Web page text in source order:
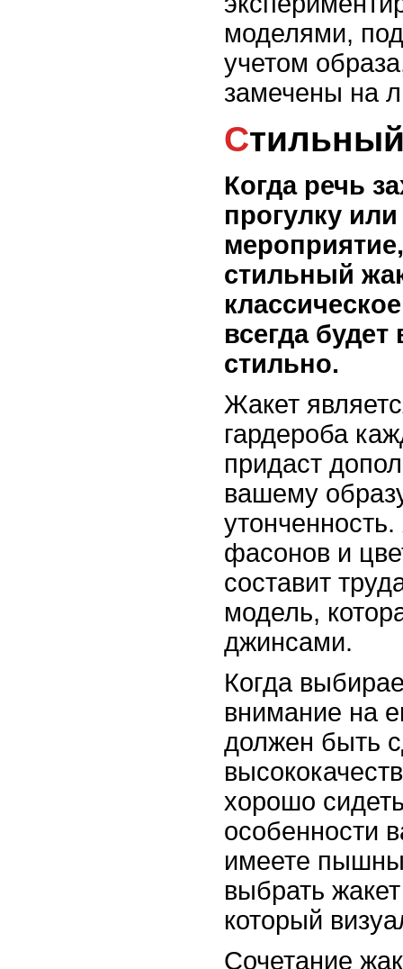
моделями,
учетом
замечены на
Когда речь
прогулку
стильный
всегда
стильно.
Жакет
гардероба
придаст
вашему
фасонов и
составит
модель,
джинсами.
Когда
внимание на
должен быть
хорошо
особенности
имеете
выбрать
который
Сочетание